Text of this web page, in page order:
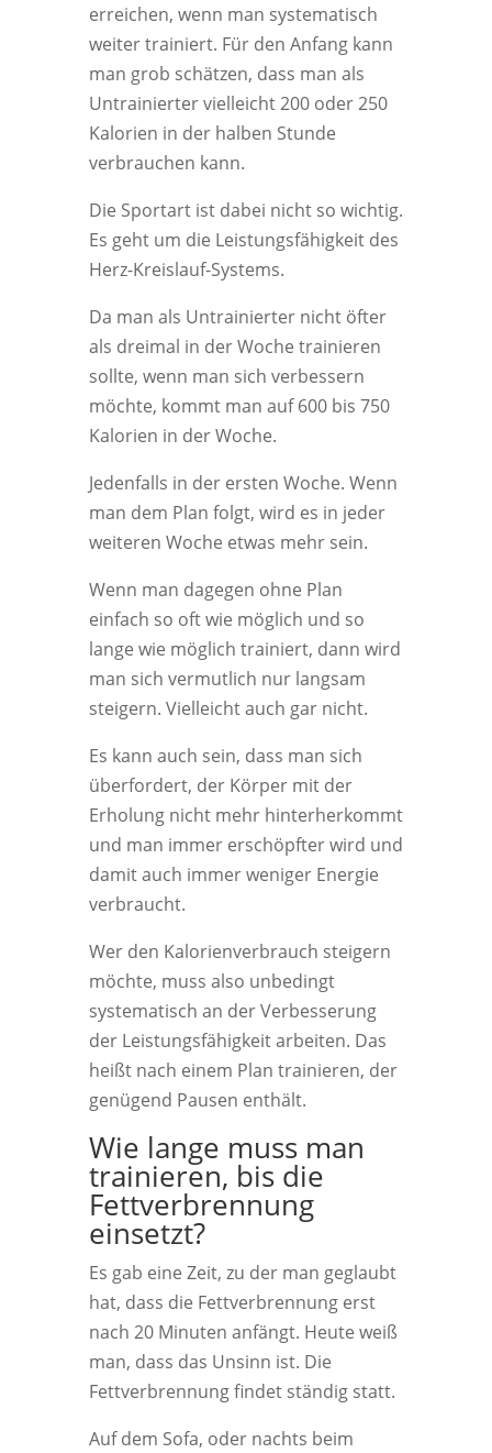
erreichen, wenn man systematisch
weiter trainiert. Für den Anfang kann
man grob schätzen, dass man als
Untrainierter vielleicht 200 oder 250
Kalorien in der halben Stunde
verbrauchen kann.
Die Sportart ist dabei nicht so wichtig.
Es geht um die Leistungsfähigkeit des
Herz-Kreislauf-Systems.
Da man als Untrainierter nicht öfter
als dreimal in der Woche trainieren
sollte, wenn man sich verbessern
möchte, kommt man auf 600 bis 750
Kalorien in der Woche.
Jedenfalls in der ersten Woche. Wenn
man dem Plan folgt, wird es in jeder
weiteren Woche etwas mehr sein.
Wenn man dagegen ohne Plan
einfach so oft wie möglich und so
lange wie möglich trainiert, dann wird
man sich vermutlich nur langsam
steigern. Vielleicht auch gar nicht.
Es kann auch sein, dass man sich
überfordert, der Körper mit der
Erholung nicht mehr hinterherkommt
und man immer erschöpfter wird und
damit auch immer weniger Energie
verbraucht.
Wer den Kalorienverbrauch steigern
möchte, muss also unbedingt
systematisch an der Verbesserung
der Leistungsfähigkeit arbeiten. Das
heißt nach einem Plan trainieren, der
genügend Pausen enthält.
Wie lange muss man
trainieren, bis die
Fettverbrennung
einsetzt?
Es gab eine Zeit, zu der man geglaubt
hat, dass die Fettverbrennung erst
nach 20 Minuten anfängt. Heute weiß
man, dass das Unsinn ist. Die
Fettverbrennung findet ständig statt.
Auf dem Sofa, oder nachts beim